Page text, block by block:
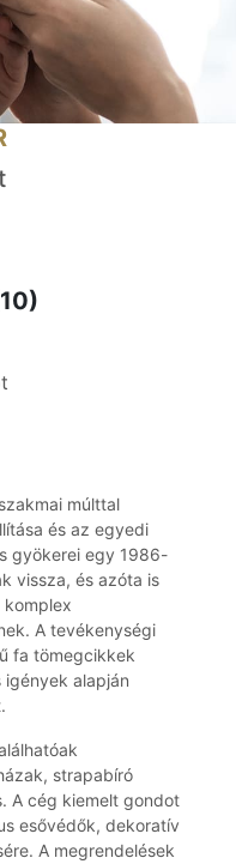
múlttal
és az egyedi
gyökerei egy 1986-
vissza, és azóta is
A tevékenységi
fa tömegcikkek
alapján
strapabíró
A cég kiemelt gondot
esővédők, dekoratív
A megrendelések